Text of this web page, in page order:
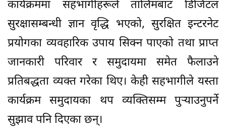
कार्यक्रममा सहभागीहरूले तालिमबाट डिजिटल
सुरक्षासम्बन्धी ज्ञान वृद्धि भएको, सुरक्षित इन्टरनेट
प्रयोगका व्यवहारिक उपाय सिक्न पाएको तथा प्राप्त
जानकारी परिवार र समुदायमा समेत फैलाउने
प्रतिबद्धता व्यक्त गरेका थिए। केही सहभागीले यस्ता
कार्यक्रम समुदायका थप व्यक्तिसम्म पुर्‍याउनुपर्ने
सुझाव पनि दिएका छन्।